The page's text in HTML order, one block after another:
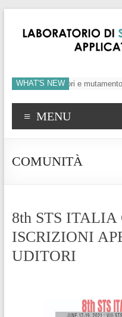
WHAT'S NEW
crisi dei valori e mutamento
MENU
COMUNITÀ
8th STS ITALIA
ISCRIZIONI
UDITORI